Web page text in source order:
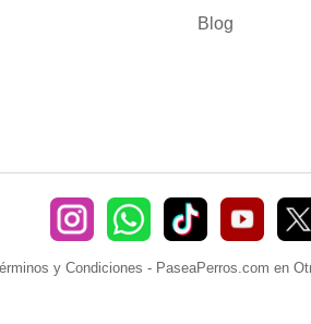
Blog
y Condiciones - PaseaPerros.com en